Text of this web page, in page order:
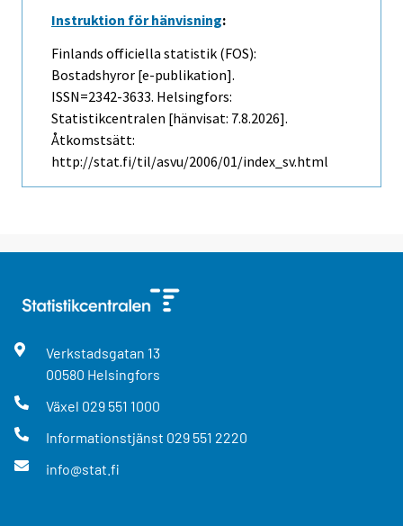
Instruktion för hänvisning:
Finlands officiella statistik (FOS):
Bostadshyror [e-publikation].
ISSN=2342-3633. Helsingfors:
Statistikcentralen [hänvisat: 7.8.2026].
Åtkomstsätt:
http://stat.fi/til/asvu/2006/01/index_sv.html
Verkstadsgatan 13
00580 Helsingfors
Växel 029 551 1000
Informationstjänst 029 551 2220
info@stat.fi